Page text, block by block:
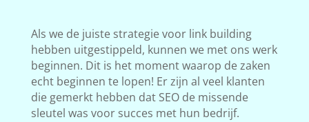
Als we de juiste strategie voor link building
hebben uitgestippeld, kunnen we met ons werk
beginnen. Dit is het moment waarop de zaken
echt beginnen te lopen! Er zijn al veel klanten
die gemerkt hebben dat SEO de missende
sleutel was voor succes met hun bedrijf.